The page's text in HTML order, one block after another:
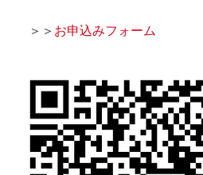
＞＞ お申込みフォーム